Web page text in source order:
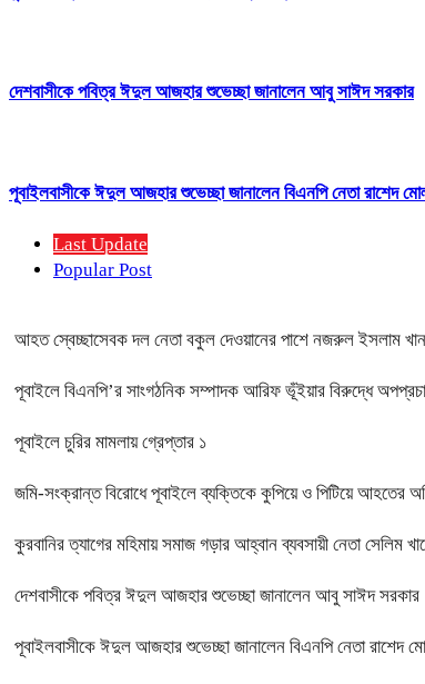
দেশবাসীকে পবিত্র ঈদুল আজহার শুভেচ্ছা জানালেন আবু সাঈদ সরকার
পূবাইলবাসীকে ঈদুল আজহার শুভেচ্ছা জানালেন বিএনপি নেতা রাশেদ
Last Update
Popular Post
আহত স্বেচ্ছাসেবক দল নেতা বকুল দেওয়ানের পাশে নজরুল ইসলাম খান
পূবাইলে বিএনপি’র সাংগঠনিক সম্পাদক আরিফ ভূঁইয়ার বিরুদ্ধে
পূবাইলে চুরির মামলায় গ্রেপ্তার ১
জমি-সংক্রান্ত বিরোধে পূবাইলে ব্যক্তিকে কুপিয়ে ও পিটিয়ে আহতের
কুরবানির ত্যাগের মহিমায় সমাজ গড়ার আহ্বান ব্যবসায়ী নেতা সেলিম
দেশবাসীকে পবিত্র ঈদুল আজহার শুভেচ্ছা জানালেন আবু সাঈদ সরকার
পূবাইলবাসীকে ঈদুল আজহার শুভেচ্ছা জানালেন বিএনপি নেতা রাশেদ